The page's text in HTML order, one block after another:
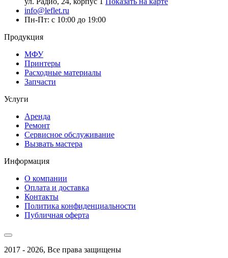
info@leflet.ru
Пн-Пт: с 10:00 до 19:00
Продукция
МФУ
Принтеры
Расходные материалы
Запчасти
Услуги
Аренда
Ремонт
Сервисное обслуживание
Вызвать мастера
Информация
О компании
Оплата и доставка
Контакты
Политика конфиденциальности
Публичная оферта
2017 - 2026, Все права защищены